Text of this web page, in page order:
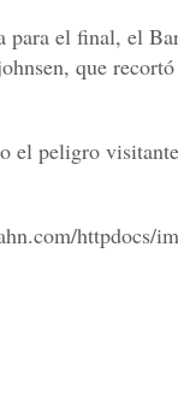
para el final, el
que
el peligro